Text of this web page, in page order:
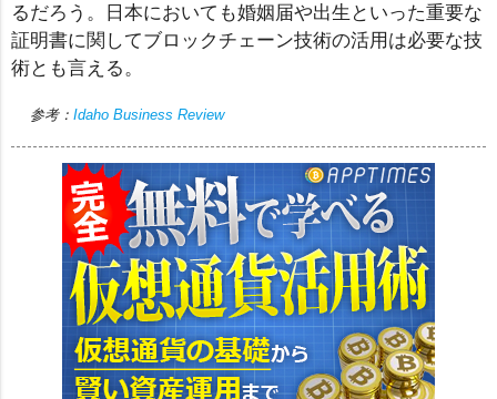
るだろう。日本においても婚姻届や出生といった重要な
証明書に関してブロックチェーン技術の活用は必要な技
術とも言える。
参考： Idaho Business Review